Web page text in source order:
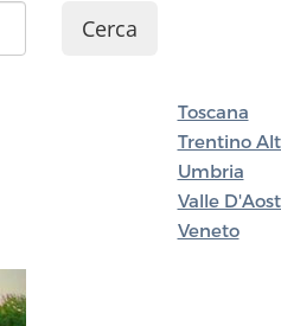
Cerca
Toscana
Trentino
Umbria
Valle
Veneto